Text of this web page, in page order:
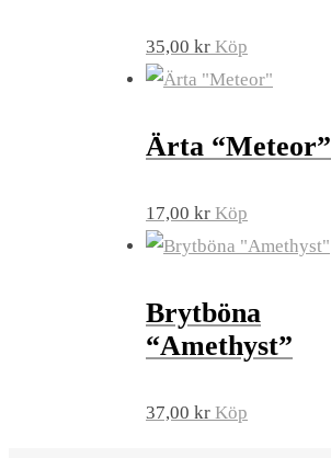
35,00 kr Köp
Ärta “Meteor”
17,00 kr Köp
Brytböna
“Amethyst”
37,00 kr Köp